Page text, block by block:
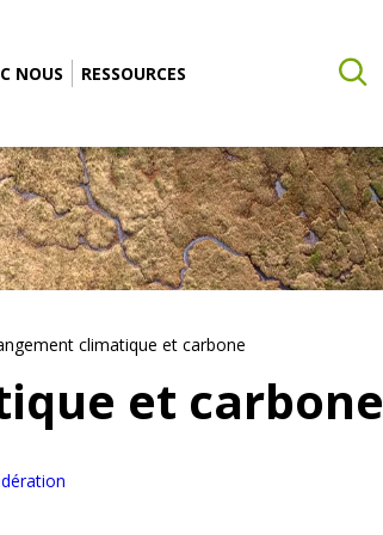
NOUS RESSOURCES
climatique et carbone
et carbone